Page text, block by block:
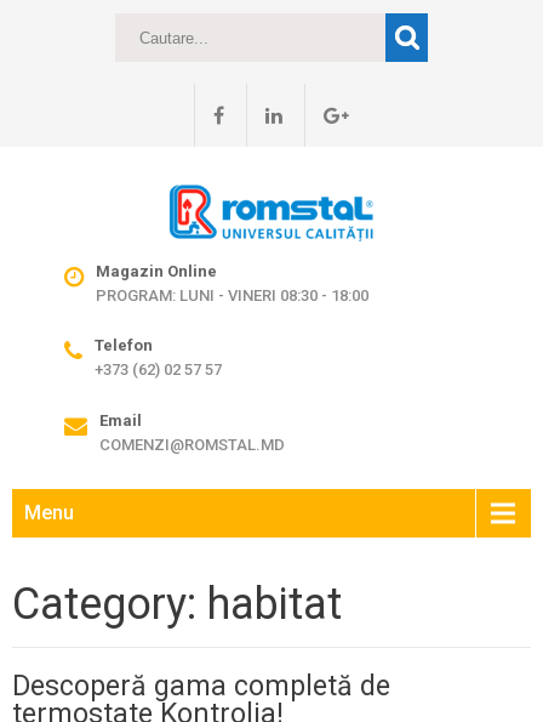
Magazin Online
PROGRAM: LUNI - VINERI 08:30 - 18:00
Telefon
+373 (62) 02 57 57
Email
COMENZI@ROMSTAL.MD
Menu
Category: habitat
Descoperă gama completă de
termostate Kontrolia!